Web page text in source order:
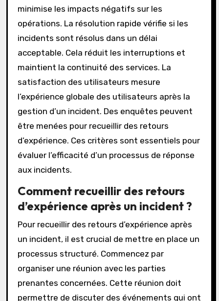
minimise les impacts négatifs sur les
opérations. La résolution rapide vérifie si les
incidents sont résolus dans un délai
acceptable. Cela réduit les interruptions et
maintient la continuité des services. La
satisfaction des utilisateurs mesure
l’expérience globale des utilisateurs après la
gestion d’un incident. Des enquêtes peuvent
être menées pour recueillir des retours
d’expérience. Ces critères sont essentiels pour
évaluer l’efficacité d’un processus de réponse
aux incidents.
Comment recueillir des retours
d’expérience après un incident ?
Pour recueillir des retours d’expérience après
un incident, il est crucial de mettre en place un
processus structuré. Commencez par
organiser une réunion avec les parties
prenantes concernées. Cette réunion doit
permettre de discuter des événements qui ont